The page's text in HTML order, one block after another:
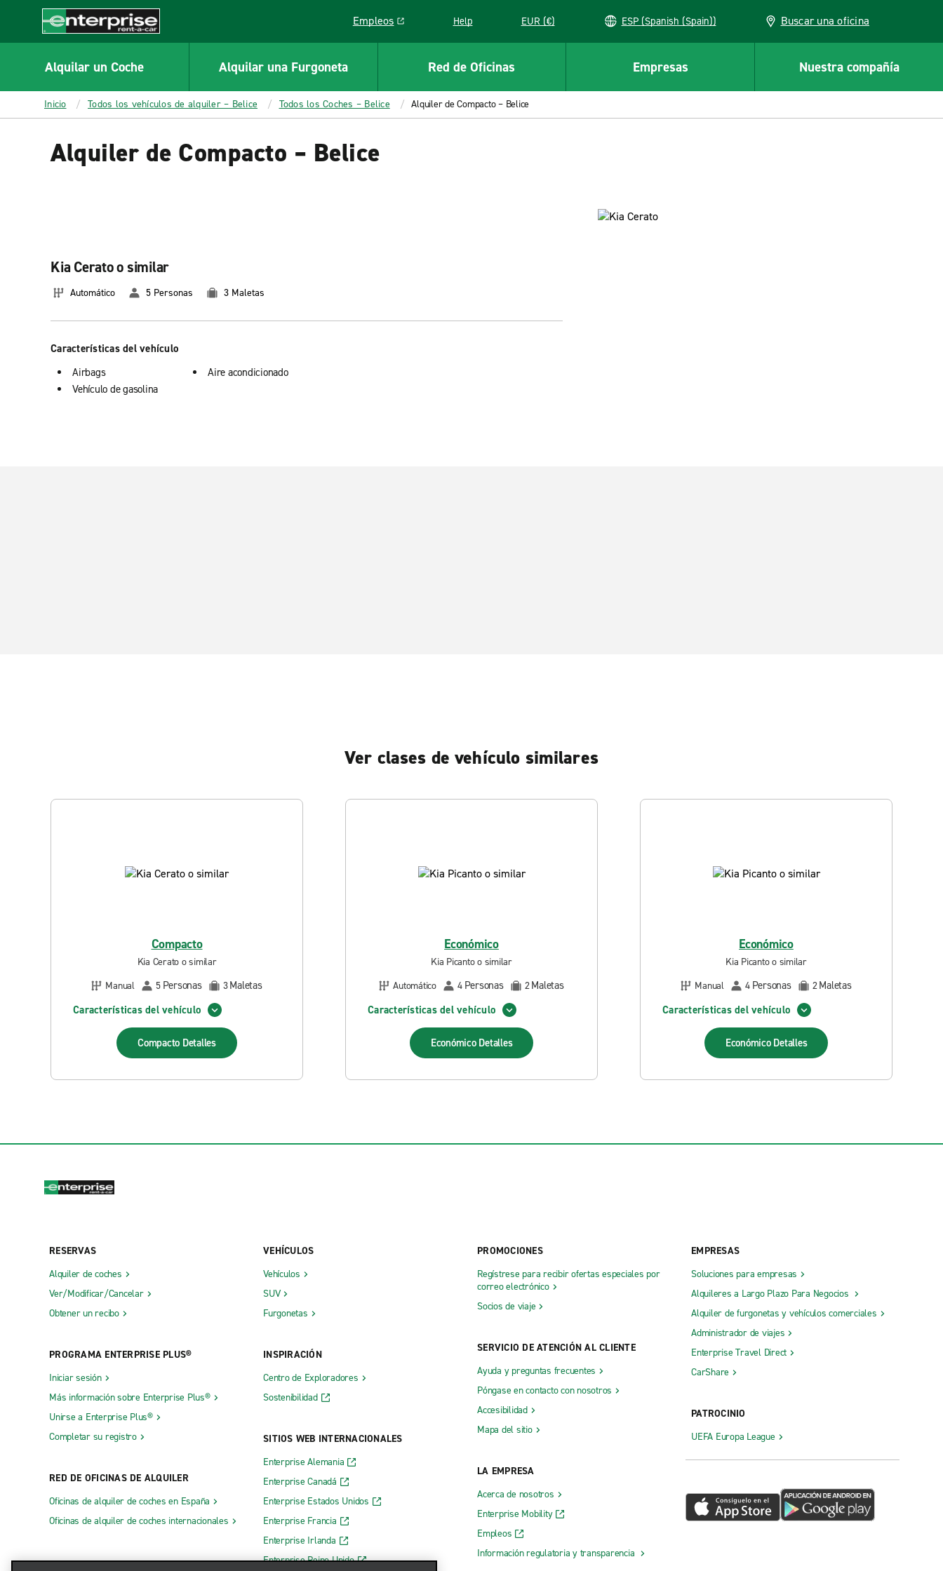
CONTENT
Enterprise
Empleos
Link opens in a new window
Help EUR (€) ESP (Spanish (Spain)) Buscar una oficina
Alquilar un Coche Alquilar una Furgoneta Red de Oficinas Empresas Nuestra compañía
Inicio Todos los vehículos de alquiler – Belice Todos los Coches – Belice Alquiler de Compacto – Belice
Alquiler de Compacto – Belice
Kia Cerato o similar
Automático 5 Personas 3 Maletas
Características del vehículo
Airbags
Vehículo de gasolina
Aire acondicionado
Ver clases de vehículo similares
Compacto
Kia Cerato o similar
Manual
5 Personas 3Maletas
Características del vehículo
Compacto Detalles
Económico
Kia Picanto o similar
Automático
4 Personas 2Maletas
Características del vehículo
Económico Detalles
Económico
Kia Picanto o similar
Manual
4 Personas 2Maletas
Características del vehículo
Económico Detalles
RESERVAS
Alquiler de coches
Ver/Modificar/Cancelar
Obtener un recibo
PROGRAMA ENTERPRISE PLUS®
Iniciar sesión
Más información sobre Enterprise Plus®
Unirse a Enterprise Plus®
Completar su registro
RED DE OFICINAS DE ALQUILER
Oficinas de alquiler de coches en España
Oficinas de alquiler de coches internacionales
VEHÍCULOS
Vehículos
SUV
Furgonetas
INSPIRACIÓN
Centro de Exploradores
Sostenibilidad
SITIOS WEB INTERNACIONALES
Enterprise Alemania
Enterprise Canadá
Enterprise Estados Unidos
Enterprise Francia
Enterprise Irlanda
Enterprise Reino Unido
PROMOCIONES
Regístrese para recibir ofertas especiales por
correo electrónico
Socios de viaje
SERVICIO DE ATENCIÓN AL CLIENTE
Ayuda y preguntas frecuentes
Póngase en contacto con nosotros
Accesibilidad
Mapa del sitio
LA EMPRESA
Acerca de nosotros
Enterprise Mobility
Empleos
Información regulatoria y transparencia
EMPRESAS
Soluciones para empresas
Alquileres a Largo Plazo Para Negocios
Alquiler de furgonetas y vehículos comerciales
Administrador de viajes
Enterprise Travel Direct
CarShare
PATROCINIO
UEFA Europa League